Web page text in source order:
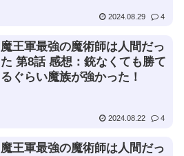
2024.08.29 4
魔王軍最強の魔術師は人間だっ
た 第8話 感想：銃なくても勝て
るぐらい魔族が強かった！
2024.08.22 4
魔王軍最強の魔術師は人間だっ